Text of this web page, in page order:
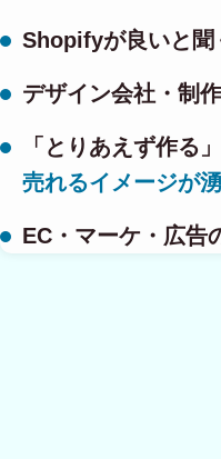
Shopifyが良いと聞
デザイン会社・制
「とりあえず作る
売れるイメージが
EC・マーケ・広告